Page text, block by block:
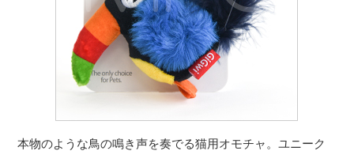
本物のような鳥の鳴き声を奏でる猫用オモチャ。ユニーク